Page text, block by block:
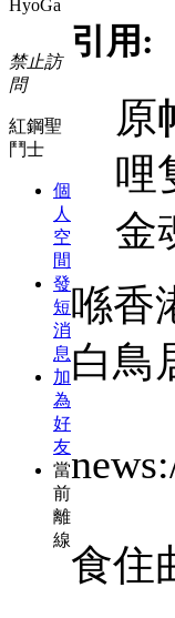
HyoGa
禁止訪
問
紅鋼聖
鬥士
個
人
空
間
發
短
消
息
加
為
好
友
當
前
離
線
引用:
原
哩
金
喺香
白鳥
食住